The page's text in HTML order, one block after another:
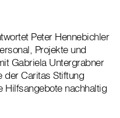
Peter Hennebichler
Projekte und
Gabriela Untergrabner
der Caritas Stiftung
Hilfsangebote nachhaltig